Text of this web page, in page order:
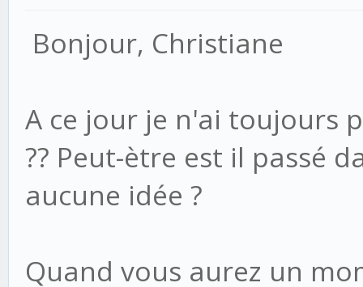
Bonjour, Christiane
A ce jour je n'ai toujours
?? Peut-ètre est il passé
aucune idée ?
Quand vous aurez un